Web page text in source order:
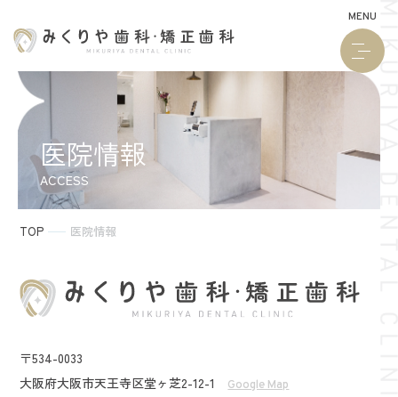
MENU
医院情報
ACCESS
TOP 医院情報
〒534-0033
大阪府大阪市天王寺区堂ヶ芝2-12-1
Google Map